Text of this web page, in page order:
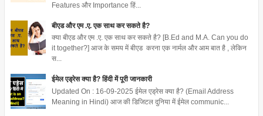
Features और Importance हिं...
बीएड और एम .ए. एक साथ कर सकते है?
क्या बीएड और एम .ए. एक साथ कर सकते है? [B.Ed and M.A. Can you do
it together?] आज के समय में बीएड करना एक नार्मल और आम बात है , लेकिन
स...
ईमेल एड्रेस क्या है? हिंदी में पूरी जानकारी
Updated On : 16-09-2025 ईमेल एड्रेस क्या है? (Email Address
Meaning in Hindi) आज की डिजिटल दुनिया में ईमेल communic...